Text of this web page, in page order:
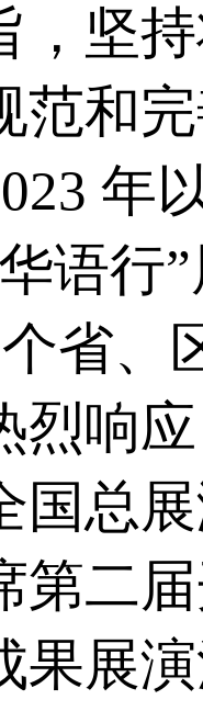
，坚
范和
年
语行
省、
烈响
国总
第二
果展